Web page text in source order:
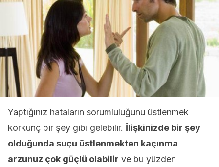
Yaptığınız hataların sorumluluğunu üstlenmek
korkunç bir şey gibi gelebilir. İlişkinizde bir şey
olduğunda suçu üstlenmekten kaçınma
arzunuz çok güçlü olabilir ve bu yüzden